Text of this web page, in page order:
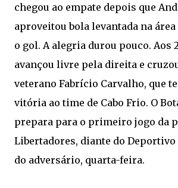
chegou ao empate depois que
aproveitou bola levantada na
o gol. A alegria durou pouco. Aos
avançou livre pela direita e
veterano Fabrício Carvalho, que
vitória ao time de Cabo Frio. O
prepara para o primeiro jogo da
Libertadores, diante do Deportivo
do adversário, quarta-feira.